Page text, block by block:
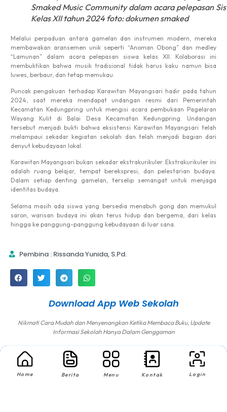
Smaked Music Community dalam acara pelepasan
Kelas XII tahun 2024 foto: dokumen smaked
Melalui perpaduan antara gamelan dan instrumen modern, mereka
membawakan aransemen unik seperti “Anoman Obong” dan medley
“Lamunan” dalam acara pelepasan siswa kelas XII. Kolaborasi ini
membuktikan bahwa musik tradisional tidak harus kaku namun bisa
luwes, berbaur, dan tetap memukau.
Puncak pengakuan terhadap Karawitan Mayangsari hadir pada tahun
2024, saat mereka mendapat undangan resmi dari Pemerintah
Kecamatan Kedungpring untuk mengisi acara pembukaan Pagelaran
Wayang Kulit di Balai Desa Kecamatan Kedungpring. Undangan
tersebut menjadi bukti bahwa eksistensi Karawitan Mayangsari telah
melampaui sekadar kegiatan sekolah dan telah menjadi bagian dari
denyut kebudayaan lokal.
Karawitan Mayangsari bukan sekadar ekstrakurikuler. Ekstrakurikuler ini
adalah ruang belajar, tempat berekspresi, dan pelestarian budaya.
Dalam setiap denting gamelan, terselip semangat untuk menjaga
identitas budaya.
Selama masih ada siswa yang bersedia menabuh gong dan memukul
saron, warisan budaya ini akan terus hidup dan bergema, dari kelas
hingga ke panggung-panggung kebudayaan di luar sana.
Pembina : Rissanda Yunida, S.Pd.
Download App Web Sekolah
Nikmati Cara Mudah dan Menyenangkan Ketika Membaca Buku, Update
Informasi Sekolah Hanya Dalam Genggaman
Home Berita Menu Kontak Login